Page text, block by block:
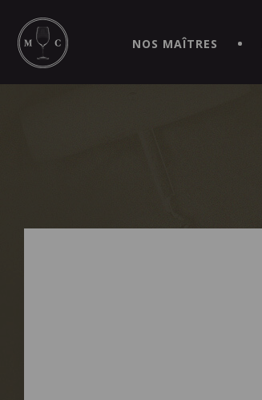
MAITRE | CAVISTE VIRTUEL!
NOS MAÎTRES